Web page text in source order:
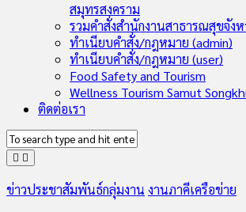
สมุทรสงคราม
รวมคำสั่งสำนักงานสาธารณสุขจัง
ทำเนียบคำสั่ง/กฎหมาย (admin)
ทำเนียบคำสั่ง/กฎหมาย (user)
Food Safety and Tourism
Wellness Tourism Samut
ติดต่อเรา
ข่าวประชาสัมพันธ์กลุ่มงาน งานภาคีเครือข่าย